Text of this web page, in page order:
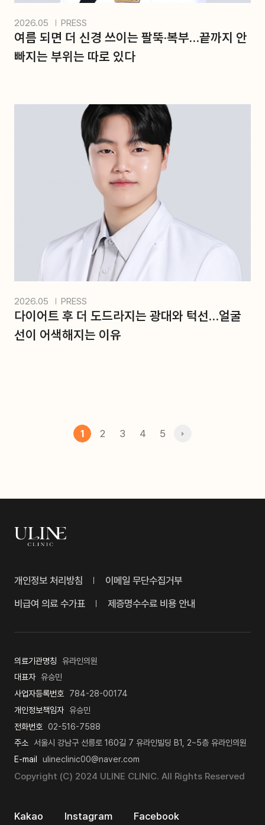
2026.05 PRESS
여름 되면 더 신경 쓰이는 팔뚝·복부…끝까지 안
빠지는 부위는 따로 있다
2026.05 PRESS
다이어트 후 더 도드라지는 광대와 턱선…얼굴
선이 어색해지는 이유
1 2 3 4 5
개인정보 처리방침
이메일 무단수집거부
비급여 의료 수가표
제증명수수료 비용 안내
의료기관명칭
유라인의원
대표자 유승민
사업자등록번호 784-28-00174
개인정보책임자 유승민
전화번호 02-516-7588
주소 서울시 강남구 선릉로 160길 7 유라인빌딩 B1, 2~5층 유라인의원
E-mail
ulineclinic00@naver.com
Copyright (C) 2024 ULINE CLINIC. All Rights Reserved
Kakao Instagram Facebook